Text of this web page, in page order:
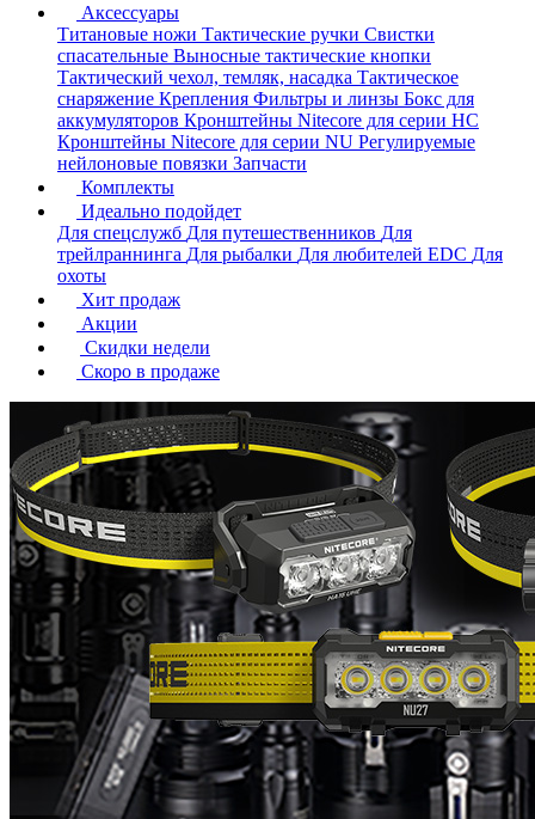
Аксессуары
Титановые ножи Тактические ручки Свистки
спасательные Выносные тактические кнопки
Тактический чехол, темляк, насадка Тактическое
снаряжение Крепления Фильтры и линзы Бокс для
аккумуляторов Кронштейны Nitecore для серии HС
Кронштейны Nitecore для серии NU Регулируемые
нейлоновые повязки Запчасти
Комплекты
Идеально подойдет
Для спецслужб Для путешественников Для
трейлраннинга Для рыбалки Для любителей EDC Для
охоты
Хит продаж
Акции
Скидки недели
Скоро в продаже